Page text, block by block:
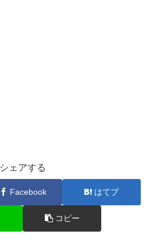
シェアする
Facebook はてブ
コピー